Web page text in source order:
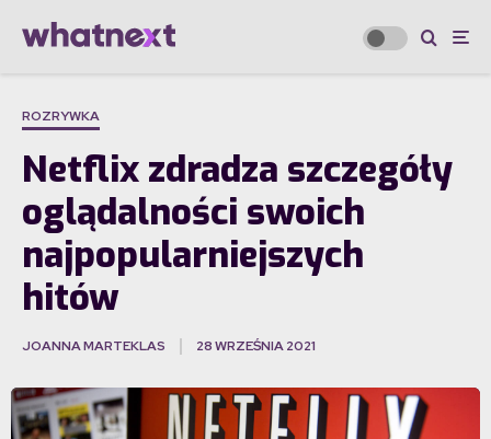
ROZRYWKA
Netflix zdradza szczegóły
oglądalności swoich
najpopularniejszych
hitów
JOANNA MARTEKLAS 28 WRZEŚNIA 2021